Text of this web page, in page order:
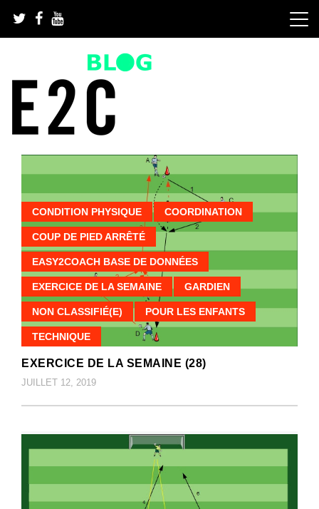
content
Top football drills and
football software
drills and football software for every team
CONDITION PHYSIQUE COORDINATION
COUP DE PIED ARRÊTÉ
EASY2COACH BASE DE DONNÉES
EXERCICE DE LA SEMAINE GARDIEN
NON CLASSIFIÉ(E) POUR LES ENFANTS
TECHNIQUE
EXERCICE DE LA SEMAINE (28)
JUILLET 12, 2019